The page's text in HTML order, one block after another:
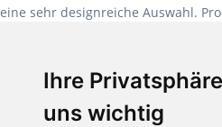
Ihre
uns wichtig
eine sehr designreiche Auswahl.
Weichmacher und Lösungsmittel.
Verlegearten ist er für jegliche
Empfehlung:Wineo 1000 Multi
Teppiche für ein angenehmes